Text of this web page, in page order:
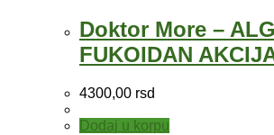
Doktor More –
FUKOIDAN
4300,00 rsd
Dodaj u korpu